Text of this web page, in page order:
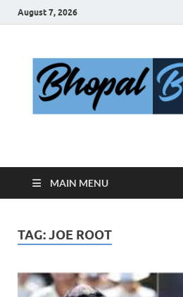
August 7, 2026
Bhopal
MAIN MENU
TAG:JOE ROOT